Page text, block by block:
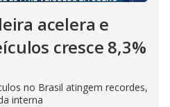
acelera e
cresce 8,3%
no Brasil atingem recordes,
interna